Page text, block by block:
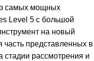
самых мощных
Level 5 с большой
на новый
представленных в
стадии рассмотрения и